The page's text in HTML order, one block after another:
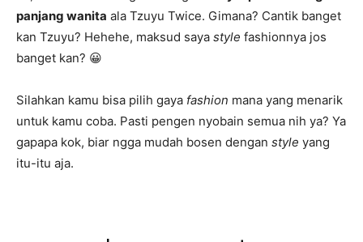
panjang wanita ala Tzuyu Twice. Gimana? Cantik banget
kan Tzuyu? Hehehe, maksud saya style fashionnya jos
banget kan? 😀
Silahkan kamu bisa pilih gaya fashion mana yang menarik
untuk kamu coba. Pasti pengen nyobain semua nih ya? Ya
gapapa kok, biar ngga mudah bosen dengan style yang
itu-itu aja.